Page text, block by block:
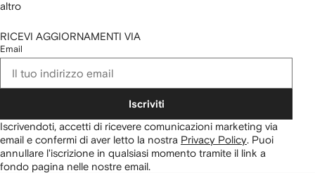
altro
RICEVI AGGIORNAMENTI VIA
Email
Iscriviti
Iscrivendoti, accetti di ricevere comunicazioni marketing via
email e confermi di aver letto la nostra Privacy Policy. Puoi
annullare l'iscrizione in qualsiasi momento tramite il link a
fondo pagina nelle nostre email.